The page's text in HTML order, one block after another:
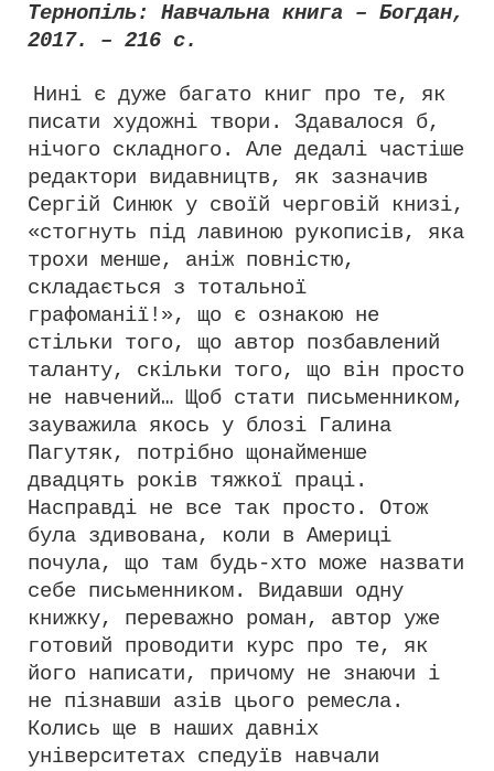
Тернопіль: Навчальна книга – Богдан,
2017. – 216 с.
Нині є дуже багато книг про те, як
писати художні твори. Здавалося б,
нічого складного. Але дедалі частіше
редактори видавництв, як зазначив
Сергій Синюк у своїй черговій книзі,
«стогнуть під лавиною рукописів, яка
трохи менше, аніж повністю,
складається з тотальної
графоманії!», що є ознакою не
стільки того, що автор позбавлений
таланту, скільки того, що він просто
не навчений… Щоб стати письменником,
зауважила якось у блозі Галина
Пагутяк, потрібно щонайменше
двадцять років тяжкої праці.
Насправді не все так просто. Отож
була здивована, коли в Америці
почула, що там будь-хто може назвати
себе письменником. Видавши одну
книжку, переважно роман, автор уже
готовий проводити курс про те, як
його написати, причому не знаючи і
не пізнавши азів цього ремесла.
Колись ще в наших давніх
університетах спедуїв навчали